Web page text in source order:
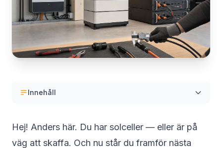
Innehåll
Hej! Anders här. Du har solceller — eller är på
väg att skaffa. Och nu står du framför nästa